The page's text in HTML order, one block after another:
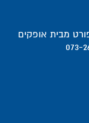
מבית אופקים